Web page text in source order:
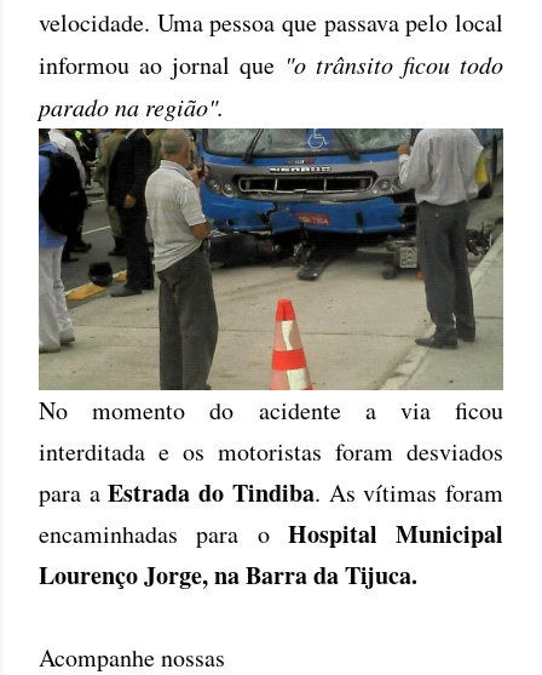
velocidade. Uma pessoa que passava pelo local
informou ao jornal que "o trânsito ficou todo
parado na região".
No momento do acidente a via ficou
interditada e os motoristas foram desviados
para aEstrada do Tindiba. As vítimas foram
encaminhadas para o Hospital Municipal
Lourenço Jorge, na Barra da Tijuca.
Acompanhe nossas